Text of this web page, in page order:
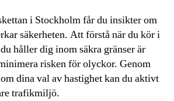
i Stockholm får du insikter om
säkerheten. Att förstå när du kör i
håller dig inom säkra gränser är
risken för olyckor. Genom
dina val av hastighet kan du aktivt
trafikmiljö.